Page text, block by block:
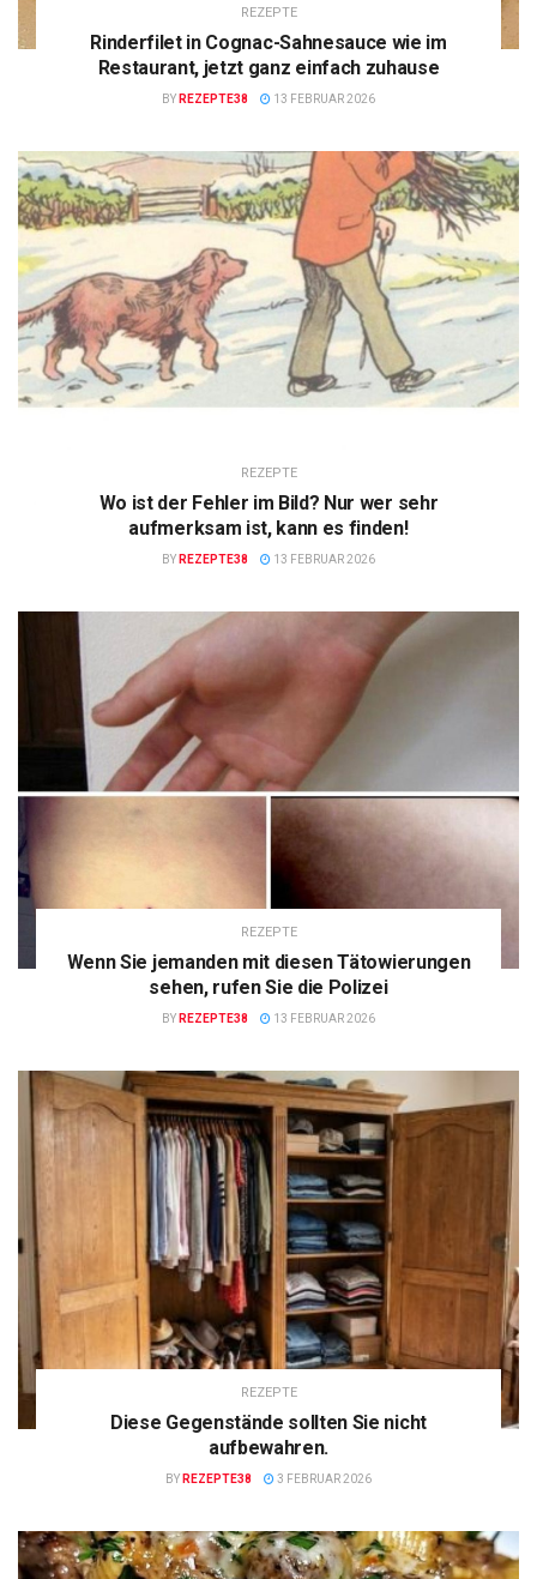
REZEPTE
Rinderfilet in Cognac-Sahnesauce wie im
Restaurant, jetzt ganz einfach zuhause
BY REZEPTE38 13 FEBRUAR 2026
REZEPTE
Wo ist der Fehler im Bild? Nur wer sehr
aufmerksam ist, kann es finden!
BY REZEPTE38 13 FEBRUAR 2026
REZEPTE
Wenn Sie jemanden mit diesen Tätowierungen
sehen, rufen Sie die Polizei
BY REZEPTE38 13 FEBRUAR 2026
REZEPTE
Diese Gegenstände sollten Sie nicht
aufbewahren.
BY REZEPTE38 3 FEBRUAR 2026